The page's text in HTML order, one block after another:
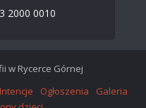
2000 0010
w Rycerce Górnej
Intencje Ogłoszenia
Galeria